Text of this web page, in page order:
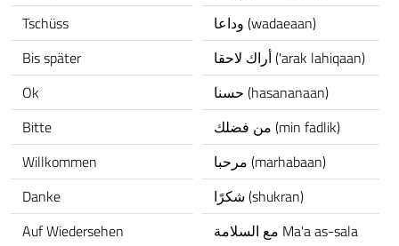
Tschüss
وداعا (wadaeaan)
Bis später
أراك لاحقا ('arak lahiqaan)
Ok
حسنا (hasananaan)
Bitte
من فضلك (min fadlik)
Willkommen
مرحبا (marhabaan)
Danke
شكرًا (shukran)
Auf Wiedersehen
مع السلامة Ma'a as-sala